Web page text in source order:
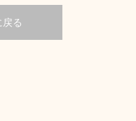
戻る